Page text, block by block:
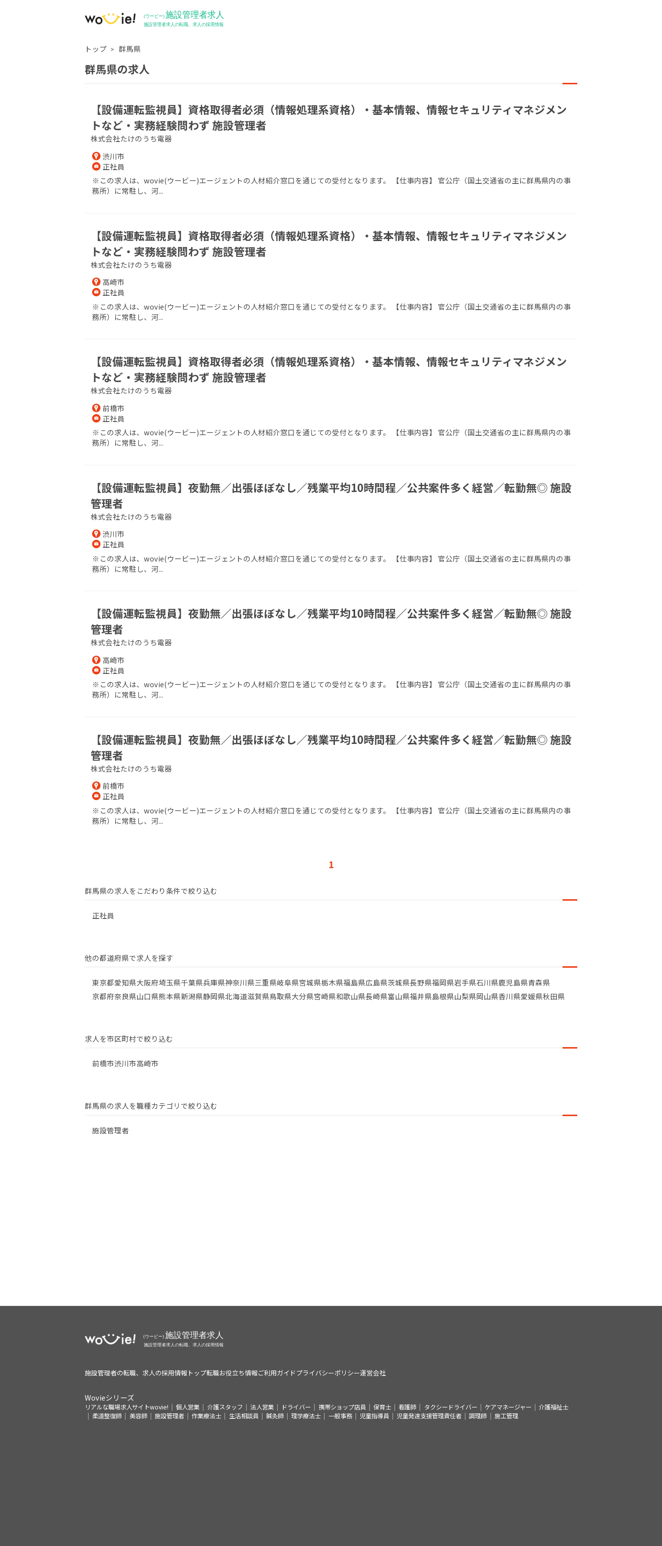
トップ 群馬県
群馬県の求人
【設備運転監視員】資格取得者必須（情報処理系資格）・基本情報、情報セキュリティマネジメン
トなど・実務経験問わず 施設管理者
株式会社たけのうち電器
渋川市
正社員
※この求人は、wovie(ウービー)エージェントの人材紹介窓口を通じての受付となります。 【仕事内容】 官公庁（国土交通省の主に群馬県内の事
務所）に常駐し、河...
【設備運転監視員】資格取得者必須（情報処理系資格）・基本情報、情報セキュリティマネジメン
トなど・実務経験問わず 施設管理者
株式会社たけのうち電器
高崎市
正社員
※この求人は、wovie(ウービー)エージェントの人材紹介窓口を通じての受付となります。 【仕事内容】 官公庁（国土交通省の主に群馬県内の事
務所）に常駐し、河...
【設備運転監視員】資格取得者必須（情報処理系資格）・基本情報、情報セキュリティマネジメン
トなど・実務経験問わず 施設管理者
株式会社たけのうち電器
前橋市
正社員
※この求人は、wovie(ウービー)エージェントの人材紹介窓口を通じての受付となります。 【仕事内容】 官公庁（国土交通省の主に群馬県内の事
務所）に常駐し、河...
【設備運転監視員】夜勤無／出張ほぼなし／残業平均10時間程／公共案件多く経営／転勤無◎ 施設
管理者
株式会社たけのうち電器
渋川市
正社員
※この求人は、wovie(ウービー)エージェントの人材紹介窓口を通じての受付となります。 【仕事内容】 官公庁（国土交通省の主に群馬県内の事
務所）に常駐し、河...
【設備運転監視員】夜勤無／出張ほぼなし／残業平均10時間程／公共案件多く経営／転勤無◎ 施設
管理者
株式会社たけのうち電器
高崎市
正社員
※この求人は、wovie(ウービー)エージェントの人材紹介窓口を通じての受付となります。 【仕事内容】 官公庁（国土交通省の主に群馬県内の事
務所）に常駐し、河...
【設備運転監視員】夜勤無／出張ほぼなし／残業平均10時間程／公共案件多く経営／転勤無◎ 施設
管理者
株式会社たけのうち電器
前橋市
正社員
※この求人は、wovie(ウービー)エージェントの人材紹介窓口を通じての受付となります。 【仕事内容】 官公庁（国土交通省の主に群馬県内の事
務所）に常駐し、河...
1
群馬県の求人をこだわり条件で絞り込む
正社員
他の都道府県で求人を探す
東京都愛知県大阪府埼玉県千葉県兵庫県神奈川県三重県岐阜県宮城県栃木県福島県広島県茨城県長野県福岡県岩手県石川県鹿児島県青森県
京都府奈良県山口県熊本県新潟県静岡県北海道滋賀県鳥取県大分県宮崎県和歌山県長崎県富山県福井県島根県山梨県岡山県香川県愛媛県秋田県
求人を市区町村で絞り込む
前橋市渋川市高崎市
群馬県の求人を職種カテゴリで絞り込む
施設管理者
施設管理者の転職、求人の採用情報トップ転職お役立ち情報ご利用ガイドプライバシーポリシー運営会社
Wovieシリーズ
リアルな職場求人サイトwovie! 個人営業 介護スタッフ 法人営業 ドライバー 携帯ショップ店員 保育士 看護師 タクシードライバー ケアマネージャー
介護福祉士
柔道整復師
美容師 施設管理者 作業療法士 生活相談員 鍼灸師 理学療法士 一般事務 児童指導員 児童発達支援管理責任者 調理師 施工管理